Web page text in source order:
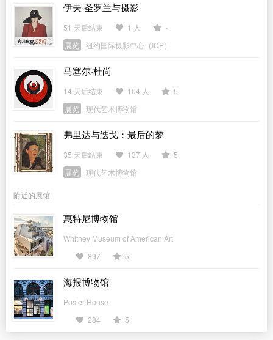
伊夫·圣罗兰与摄影
51 天后结束 1 人
-
展览
纽约国际摄影中心（ICP）
马塞尔·杜尚
14 天后结束 104 人
5
展览
现代艺术博物馆
弗里达与迭戈：最后的梦
35 天后结束 137 人
5
展览
现代艺术博物馆
附近的展馆
惠特尼博物馆
Whitney Museum of American Art
897
5
海报博物馆
Poster House
284
5